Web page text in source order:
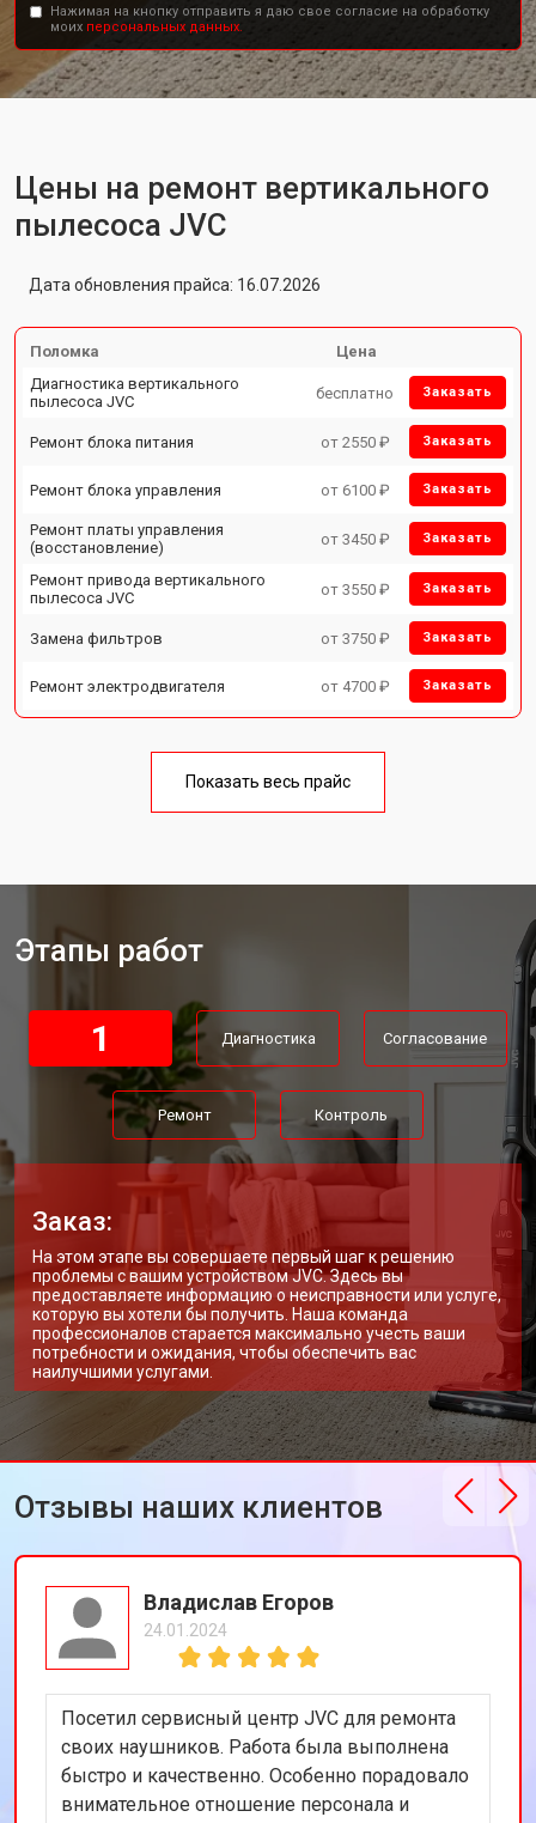
Нажимая на кнопку отправить я даю свое согласие на обработку
моих персональных данных.
Цены на ремонт вертикального
пылесоса JVC
Дата обновления прайса: 16.07.2026
Поломка
Цена
Диагностика вертикального
пылесоса JVC
бесплатно Заказать
Ремонт блока питания от 2550 ₽ Заказать
Ремонт блока управления от 6100 ₽ Заказать
Ремонт платы управления
(восстановление)
от 3450 ₽ Заказать
Ремонт привода вертикального
пылесоса JVC
от 3550 ₽ Заказать
Замена фильтров от 3750 ₽ Заказать
Ремонт электродвигателя от 4700 ₽ Заказать
Показать весь прайс
Этапы работ
1 Диагностика Согласование
Ремонт Контроль
Заказ:
На этом этапе вы совершаете первый шаг к решению
проблемы с вашим устройством JVC. Здесь вы
предоставляете информацию о неисправности или услуге,
которую вы хотели бы получить. Наша команда
профессионалов старается максимально учесть ваши
потребности и ожидания, чтобы обеспечить вас
наилучшими услугами.
Отзывы наших клиентов
Владислав Егоров
24.01.2024
Посетил сервисный центр JVC для ремонта
своих наушников. Работа была выполнена
быстро и качественно. Особенно порадовало
внимательное отношение персонала и